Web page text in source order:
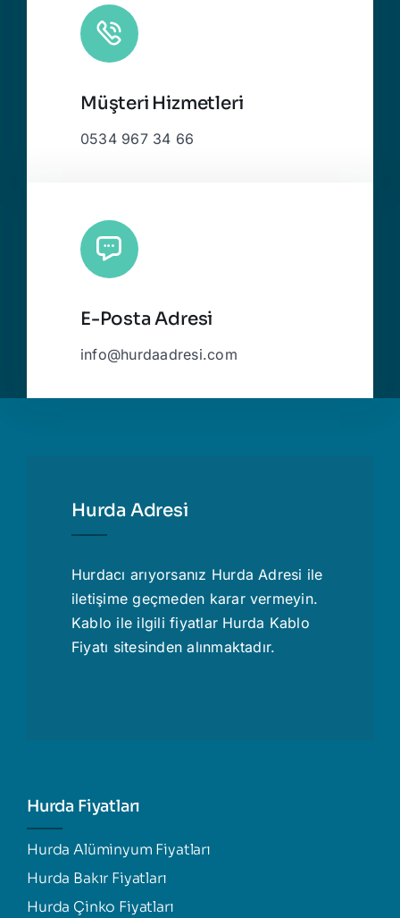
Müşteri Hizmetleri
0534 967 34 66
E-Posta Adresi
info@hurdaadresi.com
Hurda Adresi
Hurdacı arıyorsanız Hurda Adresi ile
iletişime geçmeden karar vermeyin.
Kablo ile ilgili fiyatlar Hurda Kablo
Fiyatı sitesinden alınmaktadır.
Hurda Fiyatları
Hurda Alüminyum Fiyatları
Hurda Bakır Fiyatları
Hurda Çinko Fiyatları